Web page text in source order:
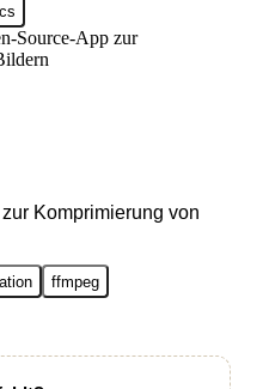
Komprimierung von
ffmpeg